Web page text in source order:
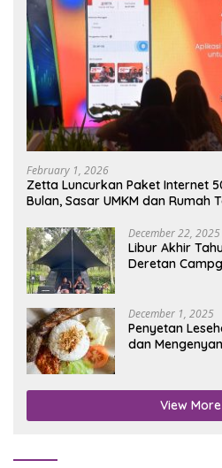
February 1, 2026
Zetta Luncurkan Paket Internet
Bulan, Sasar UMKM dan Rumah
December 22, 2025
Libur Akhir
Deretan
December 1, 2025
Penyetan
dan
View More